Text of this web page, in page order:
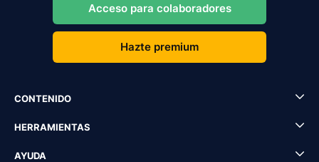
Acceso para colaboradores
Hazte premium
CONTENIDO
HERRAMIENTAS
AYUDA